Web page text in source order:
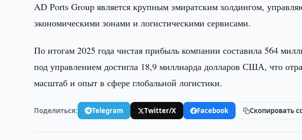
AD Ports Group является крупным эмиратским холдингом,
экономическими зонами и логистическими сервисами.
По итогам 2025 года чистая прибыль компании составила 564
под управлением достигла 18,9 миллиарда долларов США, что
масштаб и опыт в сфере глобальной логистики.
Поделиться: Telegram Twitter/X Facebook Скопировать